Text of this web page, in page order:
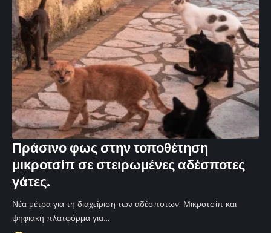
Πράσινο φως στην τοποθέτηση
μικροτσίπ σε στειρωμένες αδέσποτες
γάτες.
Νέα μέτρα για τη διαχείριση των αδέσποτων: Μικροτσίπ και
ψηφιακή πλατφόρμα για…